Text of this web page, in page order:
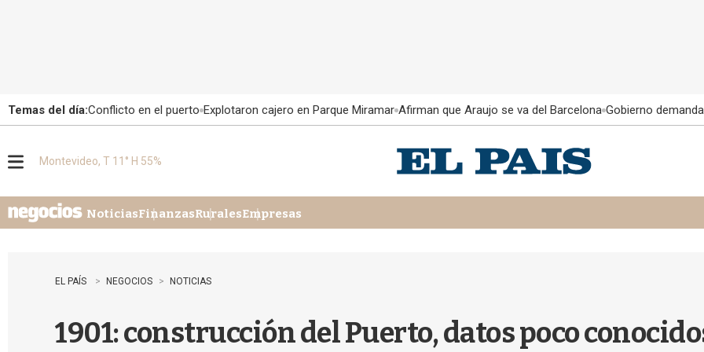
Temas del día:Conflicto en el puerto Explotaron cajero en Parque Miramar Afirman que Araujo se va del Barcelona Gobierno
u
Montevideo, T 11° H 55%
NoticiasFinanzasRuralesEmpresas
EL PAÍS NEGOCIOS NOTICIAS
1901: construcción del Puerto, datos poco